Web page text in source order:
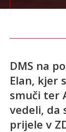
DMS na
Elan, kjer
smuči ter
vedeli, da
prijele v